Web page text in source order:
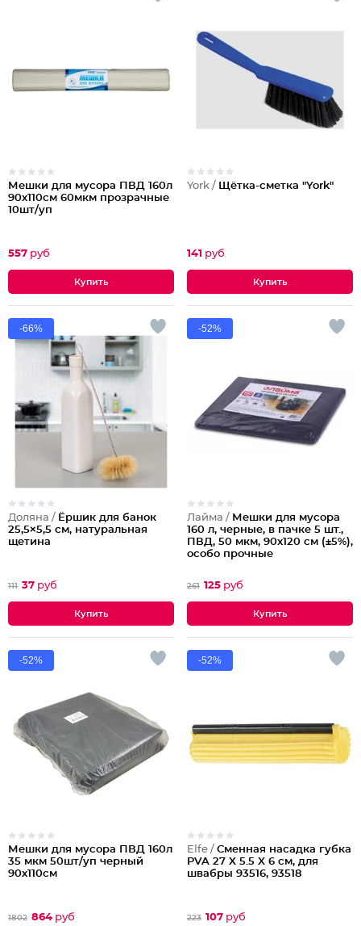
Мешки для мусора ПВД 160л
90х110см 60мкм прозрачные
10шт/уп
557 руб
York / Щётка-сметка "York"
141 руб
-66%
Доляна / Ёршик для банок
25,5×5,5 см, натуральная
щетина
111 37 руб
-52%
Лайма / Мешки для мусора
160 л, черные, в пачке 5 шт.,
ПВД, 50 мкм, 90х120 см (±5%),
особо прочные
261 125 руб
-52%
Мешки для мусора ПВД 160л
35 мкм 50шт/уп черный
90х110см
1802 864 руб
-52%
Elfe / Сменная насадка губка
PVA 27 X 5.5 X 6 см, для
швабры 93516, 93518
223 107 руб